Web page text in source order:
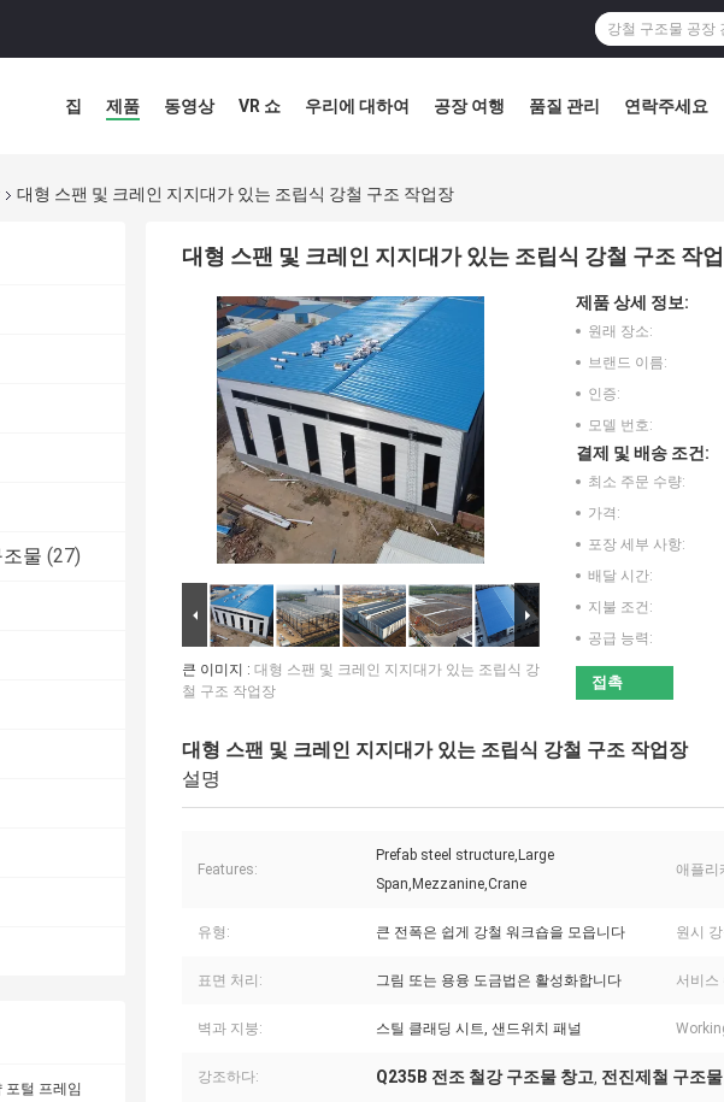
집 제품 동영상 VR 쇼 우리에 대하여 공장 여행 품질 관리 연락주세요
대형 스팬 및 크레인 지지대가 있는 조립식 강철 구조 작업장
물 (27)
포털 프레임
대형 스팬 및 크레인 지지대가 있는 조립식 강철 구조 작
큰 이미지 : 대형 스팬 및 크레인 지지대가 있는 조립식 강
철 구조 작업장
제품 상세 정보:
원래 장소:
브랜드 이름:
인증:
모델 번호:
결제 및 배송 조건:
최소 주문 수량:
가격:
포장 세부 사항:
배달 시간:
지불 조건:
공급 능력:
접촉
대형 스팬 및 크레인 지지대가 있는 조립식 강철 구조 작업장
설명
Features:
Prefab steel structure,Large
Span,Mezzanine,Crane
애플리
유형: 큰 전폭은 쉽게 강철 워크숍을 모읍니다 원시
표면 처리: 그림 또는 용융 도금법은 활성화합니다 서비스
벽과 지붕: 스틸 클래딩 시트, 샌드위치 패널
강조하다: Q235B 전조 철강 구조물 창고, 전진제철 구조